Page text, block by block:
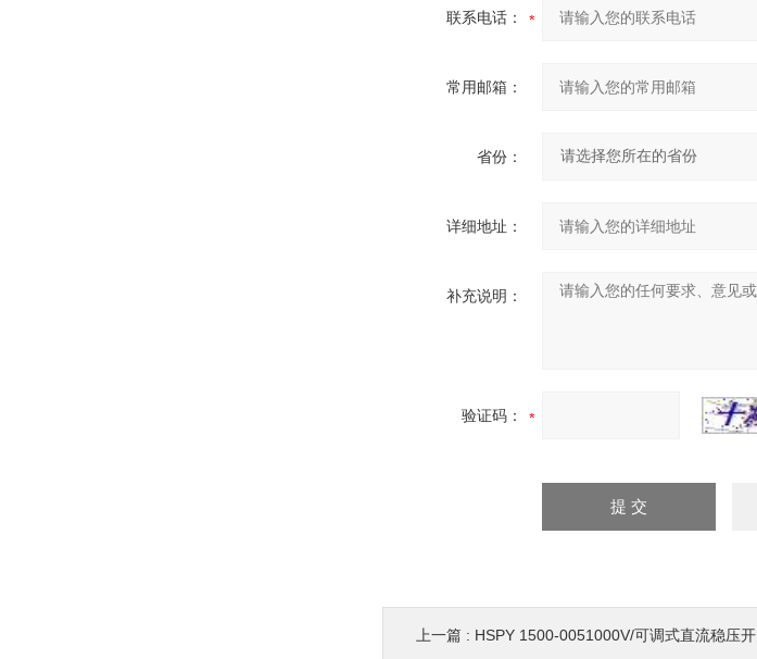
联系电话：
常用邮箱：
省份：
详细地址：
补充说明：
验证码：
上一篇 : HSPY 1500-0051000V/可调式直流稳压开关电源dc0-1000V